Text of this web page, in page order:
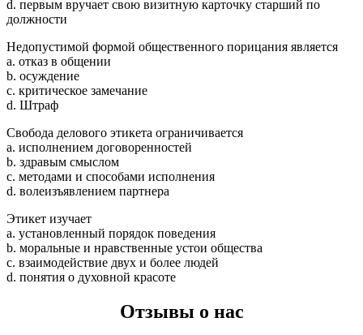
d. первым вручает свою визитную карточку старший по
должности
Недопустимой формой общественного порицания является
a. отказ в общении
b. осуждение
c. критическое замечание
d. Штраф
Свобода делового этикета ограничивается
a. исполнением договоренностей
b. здравым смыслом
c. методами и способами исполнения
d. волеизъявлением партнера
Этикет изучает
a. установленный порядок поведения
b. моральные и нравственные устои общества
c. взаимодействие двух и более людей
d. понятия о духовной красоте
Отзывы о нас